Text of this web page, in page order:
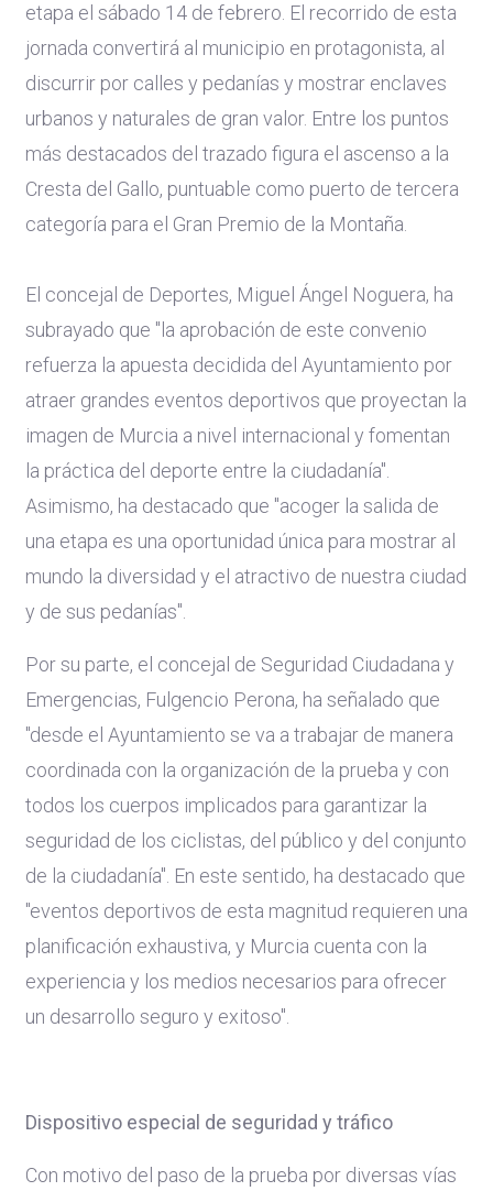
etapa el sábado 14 de febrero. El recorrido de esta
jornada convertirá al municipio en protagonista, al
discurrir por calles y pedanías y mostrar enclaves
urbanos y naturales de gran valor. Entre los puntos
más destacados del trazado figura el ascenso a la
Cresta del Gallo, puntuable como puerto de tercera
categoría para el Gran Premio de la Montaña.
El concejal de Deportes, Miguel Ángel Noguera, ha
subrayado que "la aprobación de este convenio
refuerza la apuesta decidida del Ayuntamiento por
atraer grandes eventos deportivos que proyectan la
imagen de Murcia a nivel internacional y fomentan
la práctica del deporte entre la ciudadanía".
Asimismo, ha destacado que "acoger la salida de
una etapa es una oportunidad única para mostrar al
mundo la diversidad y el atractivo de nuestra ciudad
y de sus pedanías".
Por su parte, el concejal de Seguridad Ciudadana y
Emergencias, Fulgencio Perona, ha señalado que
"desde el Ayuntamiento se va a trabajar de manera
coordinada con la organización de la prueba y con
todos los cuerpos implicados para garantizar la
seguridad de los ciclistas, del público y del conjunto
de la ciudadanía". En este sentido, ha destacado que
"eventos deportivos de esta magnitud requieren una
planificación exhaustiva, y Murcia cuenta con la
experiencia y los medios necesarios para ofrecer
un desarrollo seguro y exitoso".
Dispositivo especial de seguridad y tráfico
Con motivo del paso de la prueba por diversas vías